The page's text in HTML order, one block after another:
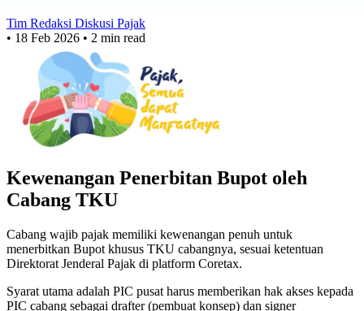
Tim Redaksi Diskusi Pajak
• 18 Feb 2026 • 2 min read
Kewenangan Penerbitan Bupot oleh
Cabang TKU
Cabang wajib pajak memiliki kewenangan penuh untuk
menerbitkan Bupot khusus TKU cabangnya, sesuai ketentuan
Direktorat Jenderal Pajak di platform Coretax.
Syarat utama adalah PIC pusat harus memberikan hak akses kepada
PIC cabang sebagai drafter (pembuat konsep) dan signer